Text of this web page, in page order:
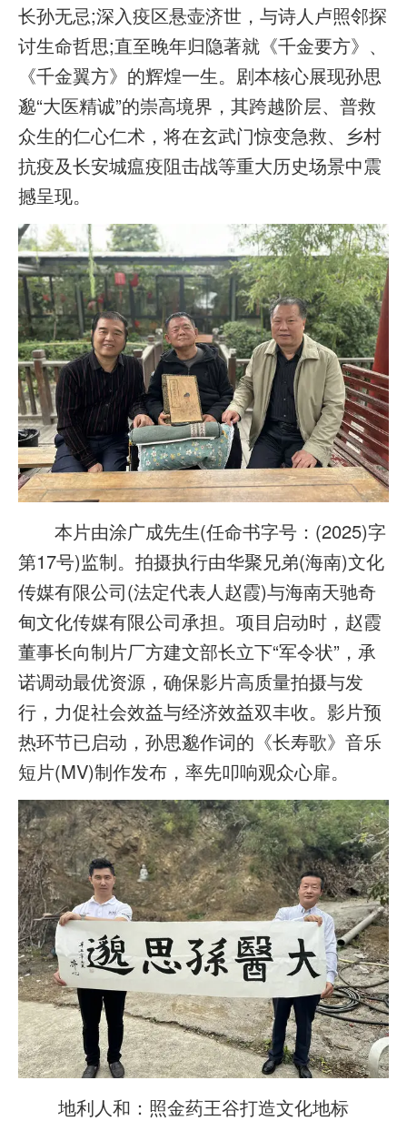
长孙无忌;深入疫区悬壶济世，与诗人卢照邻探
讨生命哲思;直至晚年归隐著就《千金要方》、
《千金翼方》的辉煌一生。剧本核心展现孙思
邈“大医精诚”的崇高境界，其跨越阶层、普救
众生的仁心仁术，将在玄武门惊变急救、乡村
抗疫及长安城瘟疫阻击战等重大历史场景中震
撼呈现。
本片由涂广成先生(任命书字号：(2025)字
第17号)监制。拍摄执行由华聚兄弟(海南)文化
传媒有限公司(法定代表人赵霞)与海南天驰奇
甸文化传媒有限公司承担。项目启动时，赵霞
董事长向制片厂方建文部长立下“军令状”，承
诺调动最优资源，确保影片高质量拍摄与发
行，力促社会效益与经济效益双丰收。影片预
热环节已启动，孙思邈作词的《长寿歌》音乐
短片(MV)制作发布，率先叩响观众心扉。
地利人和：照金药王谷打造文化地标